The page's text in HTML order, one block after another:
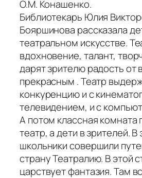
О.М. Конашенко.
Библиотекарь Юлия
Бояршинова рассказала
театральном искусстве.
вдохновение, талант,
дарят зрителю радость от
прекрасным . Театр
конкуренцию и с
телевидением, и с
А потом классная комната
театр, а дети в зрителей. В
школьники совершили
страну Театралию. В этой
царствует фантазия. Там